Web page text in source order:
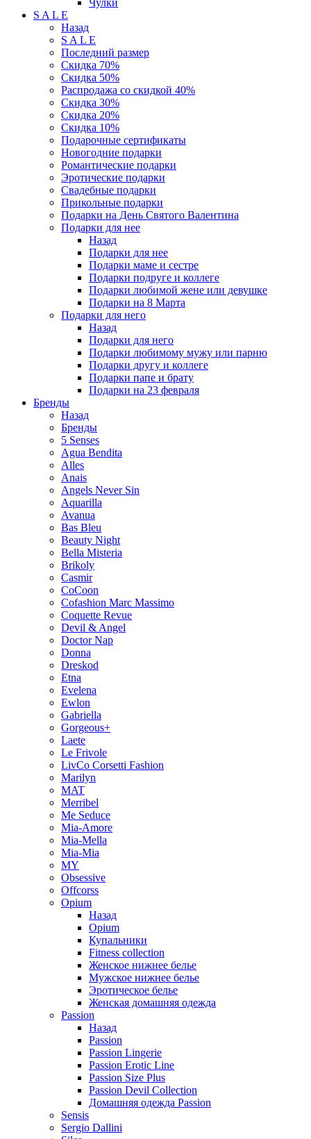
Чулки
S A L E
Назад
S A L E
Последний размер
Скидка 70%
Скидка 50%
Распродажа со скидкой 40%
Скидка 30%
Скидка 20%
Скидка 10%
Подарочные сертификаты
Новогодние подарки
Романтические подарки
Эротические подарки
Свадебные подарки
Прикольные подарки
Подарки на День Святого Валентина
Подарки для нее
Назад
Подарки для нее
Подарки маме и сестре
Подарки подруге и коллеге
Подарки любимой жене или девушке
Подарки на 8 Марта
Подарки для него
Назад
Подарки для него
Подарки любимому мужу или парню
Подарки другу и коллеге
Подарки папе и брату
Подарки на 23 февраля
Бренды
Назад
Бренды
5 Senses
Agua Bendita
Alles
Anais
Angels Never Sin
Aquarilla
Avanua
Bas Bleu
Beauty Night
Bella Misteria
Brikoly
Casmir
CoCoon
Cofashion Marc Massimo
Coquette Revue
Devil & Angel
Doctor Nap
Donna
Dreskod
Etna
Evelena
Ewlon
Gabriella
Gorgeous+
Laete
Le Frivole
LivCo Corsetti Fashion
Marilyn
MAT
Merribel
Me Seduce
Mia-Amore
Mia-Mella
Mia-Mia
MY
Obsessive
Offcorss
Opium
Назад
Opium
Купальники
Fitness collection
Женское нижнее белье
Мужское нижнее белье
Эротическое белье
Женская домашняя одежда
Passion
Назад
Passion
Passion Lingerie
Passion Erotic Line
Passion Size Plus
Passion Devil Collection
Домашняя одежда Passion
Sensis
Sergio Dallini